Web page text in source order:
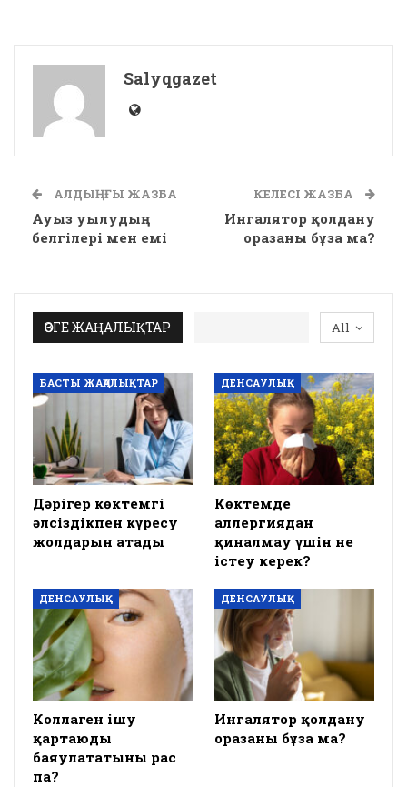
Salyqgazet
АЛДЫҢҒЫ ЖАЗБА
Ауыз уылудың
белгілері мен емі
КЕЛЕСІ ЖАЗБА
Ингалятор қолдану
оразаны бұза ма?
All
ӨЗГЕ ЖАҢАЛЫҚТАР
БАСТЫ ЖАҢАЛЫҚТАР
Дәрігер көктемгі
әлсіздікпен күресу
жолдарын атады
ДЕНСАУЛЫҚ
Көктемде
аллергиядан
қиналмау үшін не
істеу керек?
ДЕНСАУЛЫҚ
Коллаген ішу
қартаюды
баяулататыны рас
па?
ДЕНСАУЛЫҚ
Ингалятор қолдану
оразаны бұза ма?